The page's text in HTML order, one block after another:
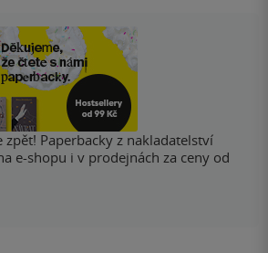
zpět! Paperbacky z nakladatelství
e-shopu i v prodejnách za ceny od